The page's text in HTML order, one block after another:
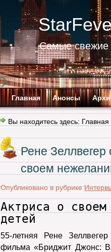
Самые свежие
Главная Анонсы
Вы находитесь здесь: Главная
Рене Зеллвегер
своем
Опубликовано в рубрике
Актриса о
детей
55-летняя Рене
фильма «Бриджит Джонс: